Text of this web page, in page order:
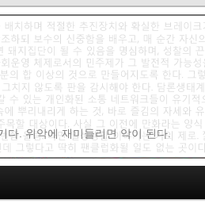
다. 위악에 재미들리면 악이 된다.